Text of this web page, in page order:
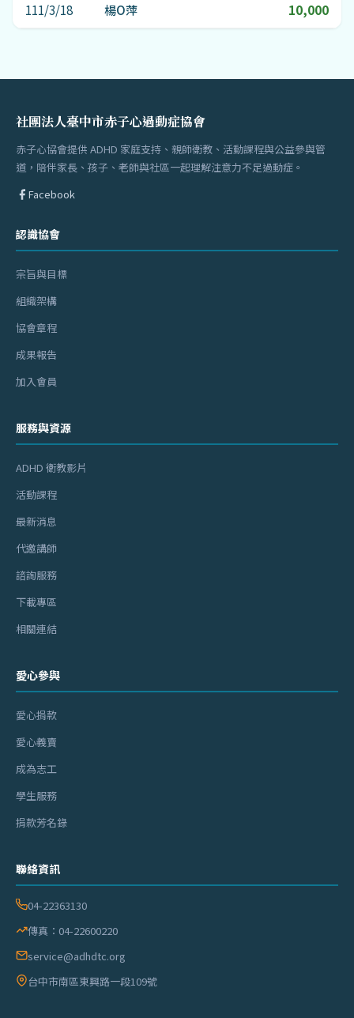
111/3/18 楊O萍 10,000
社團法人臺中市赤子心過動症協會
赤子心協會提供 ADHD 家庭支持、親師衛教、活動課程與公益參與管
道，陪伴家長、孩子、老師與社區一起理解注意力不足過動症。
Facebook
認識協會
宗旨與目標
組織架構
協會章程
成果報告
加入會員
服務與資源
ADHD 衛教影片
活動課程
最新消息
代邀講師
諮詢服務
下載專區
相關連結
愛心參與
愛心捐款
愛心義賣
成為志工
學生服務
捐款芳名錄
聯絡資訊
04-22363130
傳真：04-22600220
service@adhdtc.org
台中市南區東興路一段109號